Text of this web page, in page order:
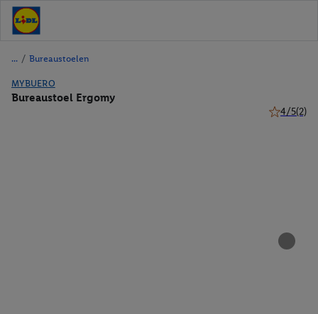
/ Bureaustoelen
MYBUERO
Bureaustoel Ergomy
4/5(2)